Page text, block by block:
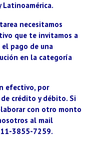
Latinoamérica.
necesitamos
que te invitamos a
pago de una
en la categoría
efectivo, por
crédito y débito. Si
con otro monto
al mail
3855-7259.